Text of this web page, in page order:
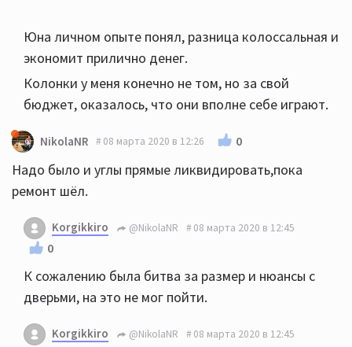
Юна личном опыте понял, разница колоссальная и
экономит прилично денег.
Колонки у меня конечно не том, но за свой
бюджет, оказалось, что они вполне себе играют.
NikolaNR 08 марта 2020 в 12:26 0
Надо было и углы прямые ликвидировать,пока
ремонт шёл.
Korgikkiro @NikolaNR 08 марта 2020 в 12:45
0
К сожалению была битва за размер и нюансы с
дверьми, на это не мог пойти.
Korgikkiro @NikolaNR 08 марта 2020 в 12:45